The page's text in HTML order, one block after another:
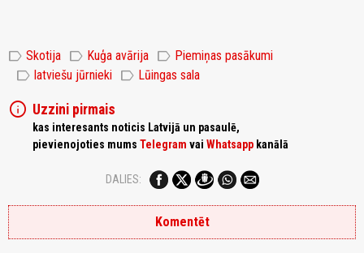
label Skotija label Kuģa avārija label Piemiņas pasākumi
label latviešu jūrnieki label Lūingas sala
info Uzzini pirmais
kas interesants noticis Latvijā un pasaulē,
pievienojoties mums Telegram vai Whatsapp kanālā
DALIES:
Komentēt